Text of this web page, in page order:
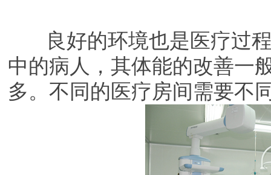
良好的环境也是医疗过程
中的病人，其体能的改善一
多。不同的医疗房间需要不